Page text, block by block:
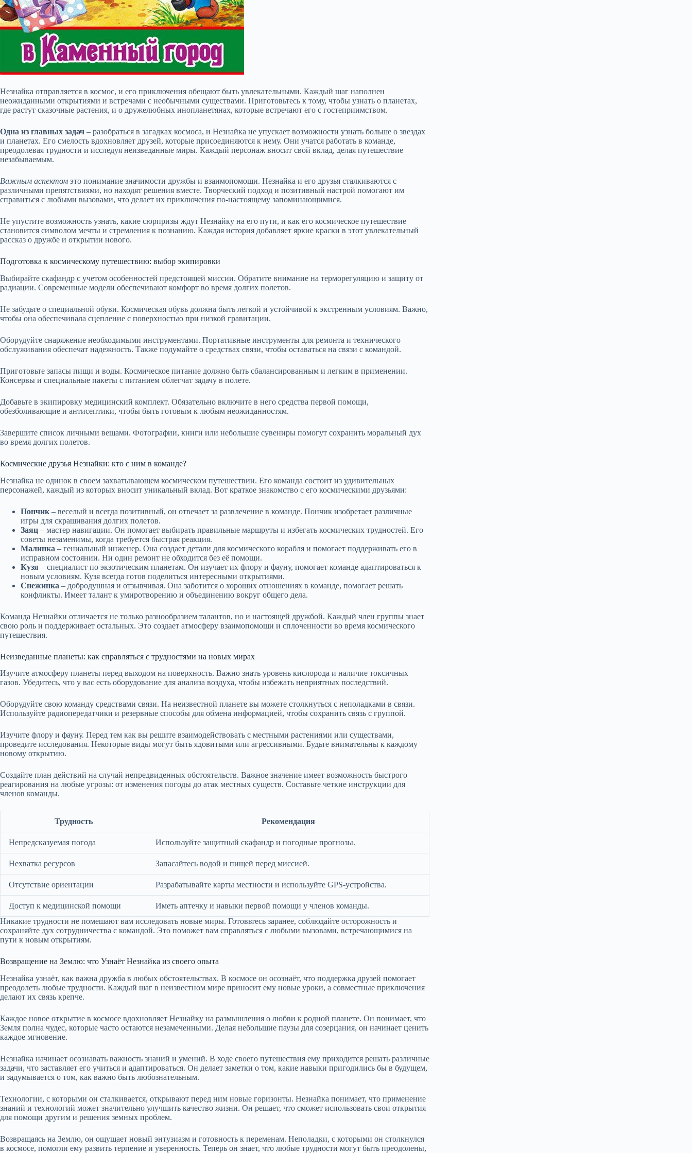
Незнайка отправляется в космос, и его приключения обещают быть увлекательными. Каждый шаг наполнен
неожиданными открытиями и встречами с необычными существами. Приготовьтесь к тому, чтобы узнать о планетах,
где растут сказочные растения, и о дружелюбных инопланетянах, которые встречают его с гостеприимством.
Одна из главных задач – разобраться в загадках космоса, и Незнайка не упускает возможности узнать больше о звездах
и планетах. Его смелость вдохновляет друзей, которые присоединяются к нему. Они учатся работать в команде,
преодолевая трудности и исследуя неизведанные миры. Каждый персонаж вносит свой вклад, делая путешествие
незабываемым.
Важным аспектом это понимание значимости дружбы и взаимопомощи. Незнайка и его друзья сталкиваются с
различными препятствиями, но находят решения вместе. Творческий подход и позитивный настрой помогают им
справиться с любыми вызовами, что делает их приключения по-настоящему запоминающимися.
Не упустите возможность узнать, какие сюрпризы ждут Незнайку на его пути, и как его космическое путешествие
становится символом мечты и стремления к познанию. Каждая история добавляет яркие краски в этот увлекательный
рассказ о дружбе и открытии нового.
Подготовка к космическому путешествию: выбор экипировки
Выбирайте скафандр с учетом особенностей предстоящей миссии. Обратите внимание на терморегуляцию и защиту от
радиации. Современные модели обеспечивают комфорт во время долгих полетов.
Не забудьте о специальной обуви. Космическая обувь должна быть легкой и устойчивой к экстренным условиям. Важно,
чтобы она обеспечивала сцепление с поверхностью при низкой гравитации.
Оборудуйте снаряжение необходимыми инструментами. Портативные инструменты для ремонта и технического
обслуживания обеспечат надежность. Также подумайте о средствах связи, чтобы оставаться на связи с командой.
Приготовьте запасы пищи и воды. Космическое питание должно быть сбалансированным и легким в применении.
Консервы и специальные пакеты с питанием облегчат задачу в полете.
Добавьте в экипировку медицинский комплект. Обязательно включите в него средства первой помощи,
обезболивающие и антисептики, чтобы быть готовым к любым неожиданностям.
Завершите список личными вещами. Фотографии, книги или небольшие сувениры помогут сохранить моральный дух
во время долгих полетов.
Космические друзья Незнайки: кто с ним в команде?
Незнайка не одинок в своем захватывающем космическом путешествии. Его команда состоит из удивительных
персонажей, каждый из которых вносит уникальный вклад. Вот краткое знакомство с его космическими друзьями:
Пончик – веселый и всегда позитивный, он отвечает за развлечение в команде. Пончик изобретает различные
игры для скрашивания долгих полетов.
Заяц – мастер навигации. Он помогает выбирать правильные маршруты и избегать космических трудностей. Его
советы незаменимы, когда требуется быстрая реакция.
Малинка – гениальный инженер. Она создает детали для космического корабля и помогает поддерживать его в
исправном состоянии. Ни один ремонт не обходится без её помощи.
Кузя – специалист по экзотическим планетам. Он изучает их флору и фауну, помогает команде адаптироваться к
новым условиям. Кузя всегда готов поделиться интересными открытиями.
Снежинка – добродушная и отзывчивая. Она заботится о хороших отношениях в команде, помогает решать
конфликты. Имеет талант к умиротворению и объединению вокруг общего дела.
Команда Незнайки отличается не только разнообразием талантов, но и настоящей дружбой. Каждый член группы знает
свою роль и поддерживает остальных. Это создает атмосферу взаимопомощи и сплоченности во время космического
путешествия.
Неизведанные планеты: как справляться с трудностями на новых мирах
Изучите атмосферу планеты перед выходом на поверхность. Важно знать уровень кислорода и наличие токсичных
газов. Убедитесь, что у вас есть оборудование для анализа воздуха, чтобы избежать неприятных последствий.
Оборудуйте свою команду средствами связи. На неизвестной планете вы можете столкнуться с неполадками в связи.
Используйте радиопередатчики и резервные способы для обмена информацией, чтобы сохранить связь с группой.
Изучите флору и фауну. Перед тем как вы решите взаимодействовать с местными растениями или существами,
проведите исследования. Некоторые виды могут быть ядовитыми или агрессивными. Будьте внимательны к каждому
новому открытию.
Создайте план действий на случай непредвиденных обстоятельств. Важное значение имеет возможность быстрого
реагирования на любые угрозы: от изменения погоды до атак местных существ. Составьте четкие инструкции для
членов команды.
Трудность Рекомендация
Непредсказуемая погода Используйте защитный скафандр и погодные прогнозы.
Нехватка ресурсов Запасайтесь водой и пищей перед миссией.
Отсутствие ориентации Разрабатывайте карты местности и используйте GPS-устройства.
Доступ к медицинской помощи
Иметь аптечку и навыки первой помощи у членов команды.
Никакие трудности не помешают вам исследовать новые миры. Готовьтесь заранее, соблюдайте осторожность и
сохраняйте дух сотрудничества с командой. Это поможет вам справляться с любыми вызовами, встречающимися на
пути к новым открытиям.
Возвращение на Землю: что Узнаёт Незнайка из своего опыта
Незнайка узнаёт, как важна дружба в любых обстоятельствах. В космосе он осознаёт, что поддержка друзей помогает
преодолеть любые трудности. Каждый шаг в неизвестном мире приносит ему новые уроки, а совместные приключения
делают их связь крепче.
Каждое новое открытие в космосе вдохновляет Незнайку на размышления о любви к родной планете. Он понимает, что
Земля полна чудес, которые часто остаются незамеченными. Делая небольшие паузы для созерцания, он начинает ценить
каждое мгновение.
Незнайка начинает осознавать важность знаний и умений. В ходе своего путешествия ему приходится решать различные
задачи, что заставляет его учиться и адаптироваться. Он делает заметки о том, какие навыки пригодились бы в будущем,
и задумывается о том, как важно быть любознательным.
Технологии, с которыми он сталкивается, открывают перед ним новые горизонты. Незнайка понимает, что применение
знаний и технологий может значительно улучшить качество жизни. Он решает, что сможет использовать свои открытия
для помощи другим и решения земных проблем.
Возвращаясь на Землю, он ощущает новый энтузиазм и готовность к переменам. Неполадки, с которыми он столкнулся
в космосе, помогли ему развить терпение и уверенность. Теперь он знает, что любые трудности могут быть преодолены,